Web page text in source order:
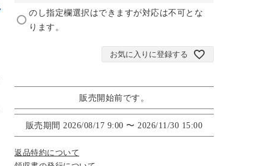
須
(
須
のし指定欄選択はできますが対応は不可とな
ります。
お気に入りに登録する
販売開始前です。
販売期間 2026/08/17 9:00 〜 2026/11/30 15:00
返品特約について